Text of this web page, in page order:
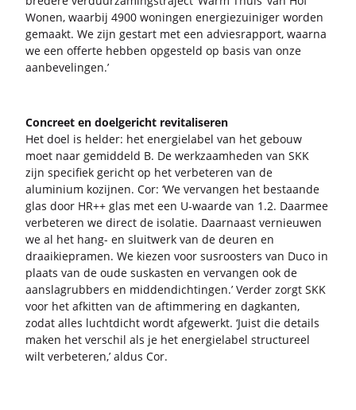
Wonen, waar­bij 4900 wo­nin­gen ener­gie­zui­ni­ger wor­den
ge­maakt. We zijn ge­start met een ad­vies­rap­port, waar­na
we een of­fer­te heb­ben op­ge­steld op basis van onze
aan­be­ve­lin­gen.’
Con­creet en doel­ge­richt re­vi­ta­li­se­ren
Het doel is hel­der: het ener­gie­la­bel van het ge­bouw
moet naar ge­mid­deld B. De werk­zaam­he­den van SKK
zijn spe­ci­fiek ge­richt op het ver­be­te­ren van de
alu­mi­ni­um ko­zij­nen. Cor: ‘We ver­van­gen het be­staan­de
glas door HR++ glas met een U-​waarde van 1.2. Daar­mee
ver­be­te­ren we di­rect de iso­la­tie. Daar­naast ver­nieu­wen
we al het hang- en sluit­werk van de deu­ren en
draai­kiepra­men. We kie­zen voor sus­roos­ters van Duco in
plaats van de oude sus­kas­ten en ver­van­gen ook de
aan­slag­rub­bers en mid­den­dich­tin­gen.’ Ver­der zorgt SKK
voor het af­kit­ten van de af­tim­me­ring en dag­kan­ten,
zodat alles lucht­dicht wordt af­ge­werkt. ‘Juist die de­tails
maken het ver­schil als je het ener­gie­la­bel struc­tu­reel
wilt ver­be­te­ren,’ aldus Cor.